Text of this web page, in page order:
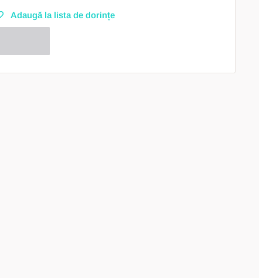
Adaugă la lista de dorințe